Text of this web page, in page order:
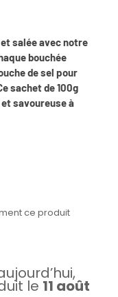
salée avec notre
bouchée
de sel pour
sachet de 100g
savoureuse à
ce produit
le 11 août